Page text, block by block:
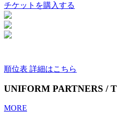
チケットを購入する
順位表 詳細はこちら
UNIFORM PARTNERS /
MORE